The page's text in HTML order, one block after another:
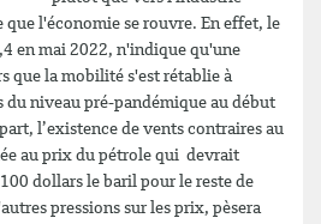
que l'économie se rouvre. En effet, le
en mai 2022, n'indique qu'une
que la mobilité s'est rétablie à
du niveau pré-pandémique au début
l’existence de vents contraires au
au prix du pétrole qui devrait
dollars le baril pour le reste de
pressions sur les prix, pèsera